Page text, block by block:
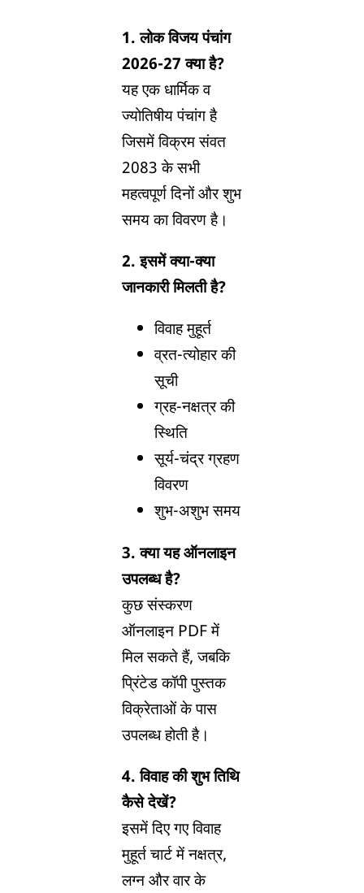
1. लोक विजय पंचांग
2026-27 क्या है?
यह एक धार्मिक व
ज्योतिषीय पंचांग है
जिसमें विक्रम संवत
2083 के सभी
महत्वपूर्ण दिनों और शुभ
समय का विवरण है।
2. इसमें क्या-क्या
जानकारी मिलती है?
विवाह मुहूर्त
व्रत-त्योहार की
सूची
ग्रह-नक्षत्र की
स्थिति
सूर्य-चंद्र ग्रहण
विवरण
शुभ-अशुभ समय
3. क्या यह ऑनलाइन
उपलब्ध है?
कुछ संस्करण
ऑनलाइन PDF में
मिल सकते हैं, जबकि
प्रिंटेड कॉपी पुस्तक
विक्रेताओं के पास
उपलब्ध होती है।
4. विवाह की शुभ तिथि
कैसे देखें?
इसमें दिए गए विवाह
मुहूर्त चार्ट में नक्षत्र,
लग्न और वार के